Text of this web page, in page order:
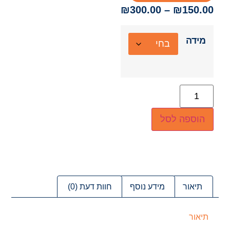
₪150.00
–
₪300.00
מידה
הוספה לסל
תיאור מידע נוסף חוות דעת (0)
תיאור